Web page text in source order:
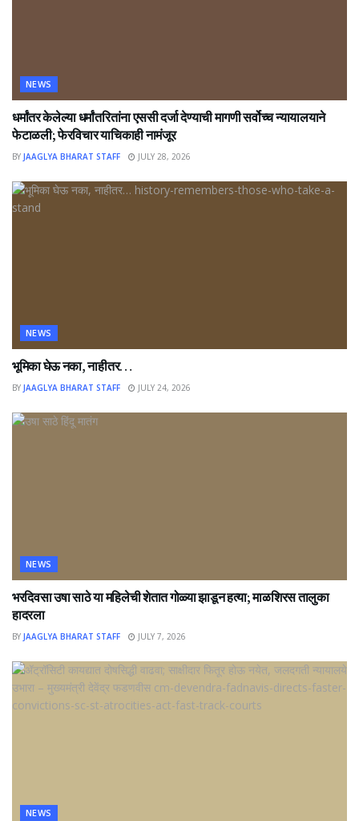
NEWS
धर्मांतर केलेल्या धर्मांतरितांना एससी दर्जा देण्याची मागणी सर्वोच्च न्यायालयाने
फेटाळली; फेरविचार याचिकाही नामंजूर
BY JAAGLYA BHARAT STAFF JULY 28, 2026
NEWS
भूमिका घेऊ नका, नाहीतर…
BY JAAGLYA BHARAT STAFF JULY 24, 2026
NEWS
भरदिवसा उषा साठे या महिलेची शेतात गोळ्या झाडून हत्या; माळशिरस तालुका
हादरला
BY JAAGLYA BHARAT STAFF JULY 7, 2026
NEWS